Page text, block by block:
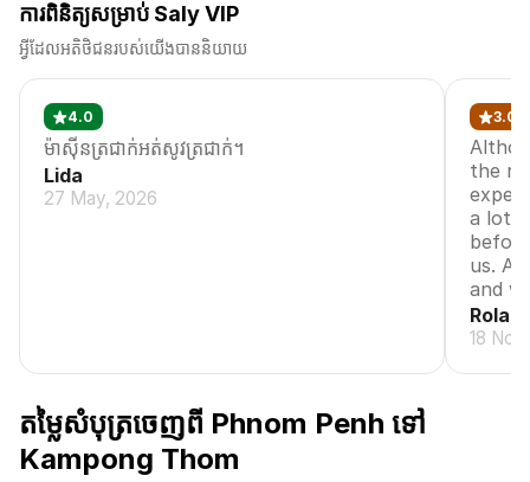
ការពិនិត្យសម្រាប់ Saly VIP
អ្វីដែលអតិថិជនរបស់យើងបាននិយាយ
4.0
ម៉ាស៊ីនត្រជាក់​អត់សូវត្រជាក់។
Lida
27 May, 2026
3.0
the
a lot.
us.
and
18
តម្លៃសំបុត្រចេញពី Phnom Penh ទៅ
Kampong Thom